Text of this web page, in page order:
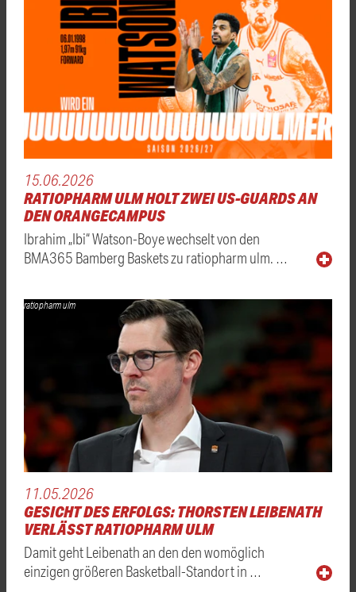
15.06.2026
RATIOPHARM ULM HOLT ZWEI US-GUARDS AN
DEN ORANGECAMPUS
Ibrahim „Ibi“ Watson-Boye wechselt von den
BMA365 Bamberg Baskets zu ratiopharm ulm. …
ratiopharm ulm
11.05.2026
GESICHT DES ERFOLGS: THORSTEN LEIBENATH
VERLÄSST RATIOPHARM ULM
Damit geht Leibenath an den den womöglich
einzigen größeren Basketball-Standort in …